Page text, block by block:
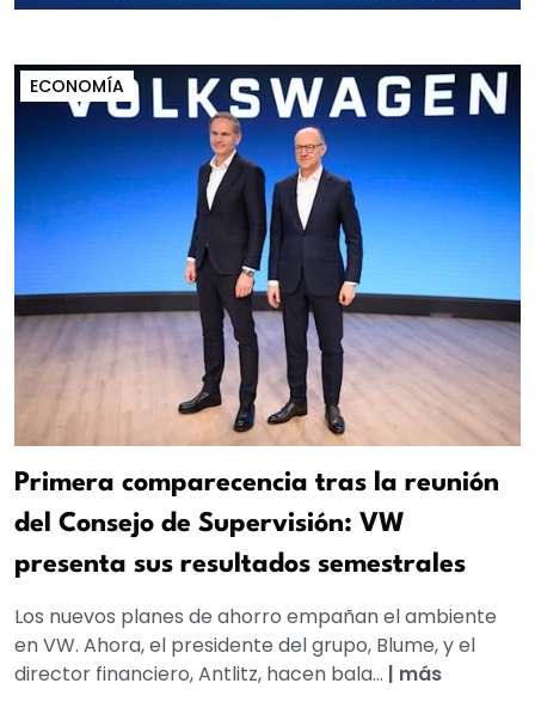
ECONOMÍA
Primera comparecencia tras la reunión
del Consejo de Supervisión: VW
presenta sus resultados semestrales
Los nuevos planes de ahorro empañan el ambiente
en VW. Ahora, el presidente del grupo, Blume, y el
director financiero, Antlitz, hacen bala... | más